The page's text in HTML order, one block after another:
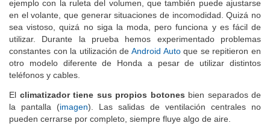
ejemplo con la ruleta del volumen, que también puede ajustarse
en el volante, que generar situaciones de incomodidad. Quizá no
sea vistoso, quizá no siga la moda, pero funciona y es fácil de
utilizar. Durante la prueba hemos experimentado problemas
constantes con la utilización de Android Autoque se repitieron en
otro modelo diferente de Honda a pesar de utilizar distintos
teléfonos y cables.
El climatizador tiene sus propios botones bien separados de
la pantalla (imagen). Las salidas de ventilación centrales no
pueden cerrarse por completo, siempre fluye algo de aire.